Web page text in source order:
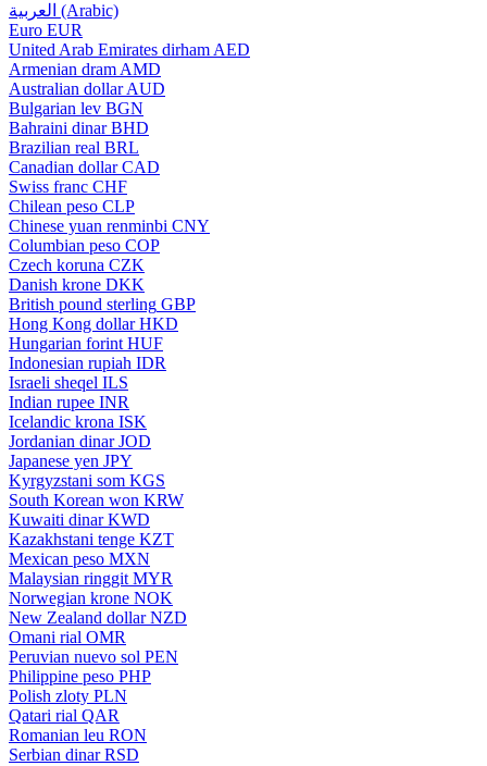
العربية (Arabic)
Euro EUR
United Arab Emirates dirham AED
Armenian dram AMD
Australian dollar AUD
Bulgarian lev BGN
Bahraini dinar BHD
Brazilian real BRL
Canadian dollar CAD
Swiss franc CHF
Chilean peso CLP
Chinese yuan renminbi CNY
Columbian peso COP
Czech koruna CZK
Danish krone DKK
British pound sterling GBP
Hong Kong dollar HKD
Hungarian forint HUF
Indonesian rupiah IDR
Israeli sheqel ILS
Indian rupee INR
Icelandic krona ISK
Jordanian dinar JOD
Japanese yen JPY
Kyrgyzstani som KGS
South Korean won KRW
Kuwaiti dinar KWD
Kazakhstani tenge KZT
Mexican peso MXN
Malaysian ringgit MYR
Norwegian krone NOK
New Zealand dollar NZD
Omani rial OMR
Peruvian nuevo sol PEN
Philippine peso PHP
Polish zloty PLN
Qatari rial QAR
Romanian leu RON
Serbian dinar RSD